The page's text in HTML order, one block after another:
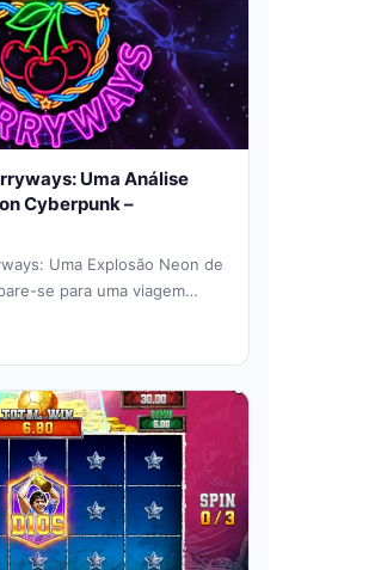
Uma Análise
Cyberpunk –
Uma Explosão Neon de
se para uma viagem